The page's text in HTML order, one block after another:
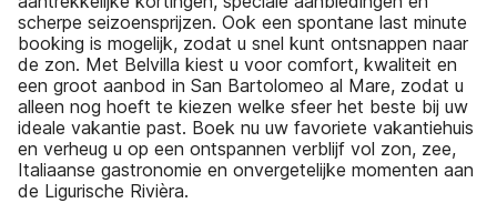
scherpe seizoensprijzen. Ook een spontane last minute
booking is mogelijk, zodat u snel kunt ontsnappen naar
de zon. Met Belvilla kiest u voor comfort, kwaliteit en
een groot aanbod in San Bartolomeo al Mare, zodat u
alleen nog hoeft te kiezen welke sfeer het beste bij uw
ideale vakantie past. Boek nu uw favoriete vakantiehuis
en verheug u op een ontspannen verblijf vol zon, zee,
Italiaanse gastronomie en onvergetelijke momenten aan
de Ligurische Rivièra.